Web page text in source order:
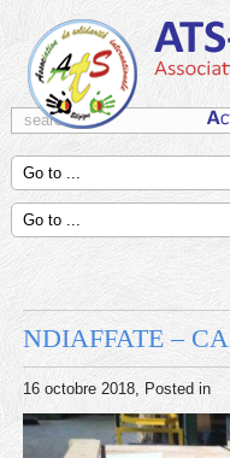
NDIAFFATE –
16 octobre 2018, Posted in